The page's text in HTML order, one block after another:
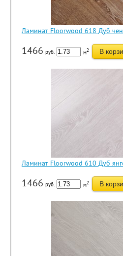
Ламинат Floorwood 618 Дуб
1466 руб. м2 В
Ламинат Floorwood 610 Дуб
1466 руб. м2 В